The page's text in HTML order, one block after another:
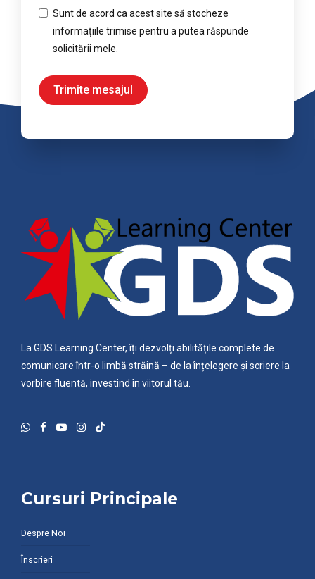
Sunt de acord ca acest site să stocheze
informațiile trimise pentru a putea răspunde
solicitării mele.
Trimite mesajul
La GDS Learning Center, îți dezvolți abilitățile complete de
comunicare într-o limbă străină – de la înțelegere și scriere la
vorbire fluentă, investind în viitorul tău.
Cursuri Principale
Despre Noi
Înscrieri